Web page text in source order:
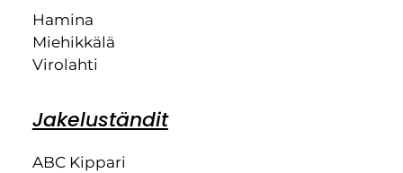
Hamina
Miehikkälä
Virolahti
Jakeluständit
ABC Kippari